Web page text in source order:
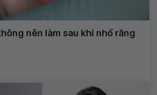
nên làm sau khi nhổ răng